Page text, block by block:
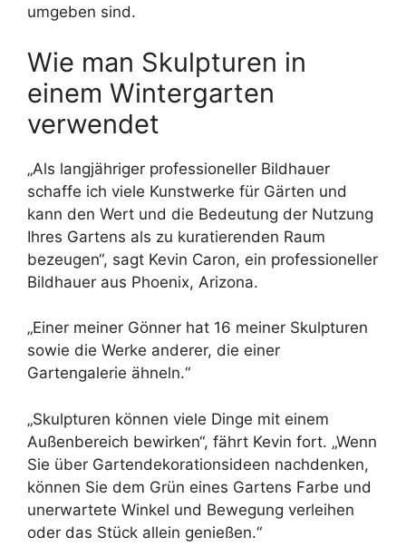
umgeben sind.
Wie man Skulpturen in
einem Wintergarten
verwendet
„Als langjähriger professioneller Bildhauer
schaffe ich viele Kunstwerke für Gärten und
kann den Wert und die Bedeutung der Nutzung
Ihres Gartens als zu kuratierenden Raum
bezeugen“, sagt Kevin Caron, ein professioneller
Bildhauer aus Phoenix, Arizona.
„Einer meiner Gönner hat 16 meiner Skulpturen
sowie die Werke anderer, die einer
Gartengalerie ähneln.“
„Skulpturen können viele Dinge mit einem
Außenbereich bewirken“, fährt Kevin fort. „Wenn
Sie über Gartendekorationsideen nachdenken,
können Sie dem Grün eines Gartens Farbe und
unerwartete Winkel und Bewegung verleihen
oder das Stück allein genießen.“